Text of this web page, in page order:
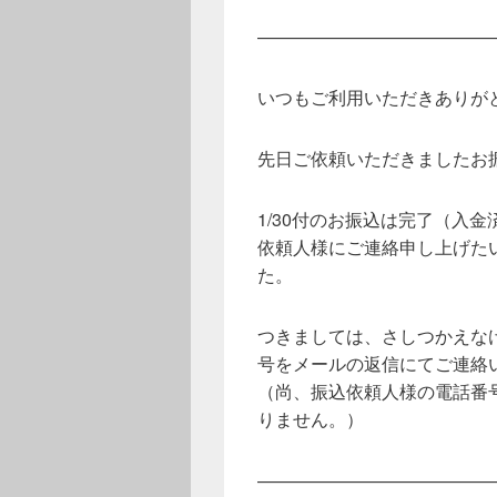
—————————————————-
いつもご利用いただきありが
先日ご依頼いただきました
1/30付のお振込は完了（入
依頼人様にご連絡申し上げ
た。
つきましては、さしつかえ
号をメールの返信にてご連
（尚、振込依頼人様の電話
りません。）